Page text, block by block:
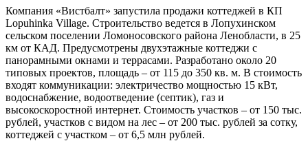
Компания «Вистбалт» запустила продажи коттеджей в КП
Lopuhinka Village. Строительство ведется в Лопухинском
сельском поселении Ломоносовского района Ленобласти, в 25
км от КАД. Предусмотрены двухэтажные коттеджи с
панорамными окнами и террасами. Разработано около 20
типовых проектов, площадь – от 115 до 350 кв. м. В стоимость
входят коммуникации: электричество мощностью 15 кВт,
водоснабжение, водоотведение (септик), газ и
высокоскоростной интернет. Стоимость участков – от 150 тыс.
рублей, участков с видом на лес – от 200 тыс. рублей за сотку,
коттеджей с участком – от 6,5 млн рублей.